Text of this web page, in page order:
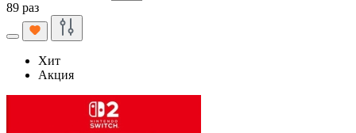
89 раз
Хит
Акция